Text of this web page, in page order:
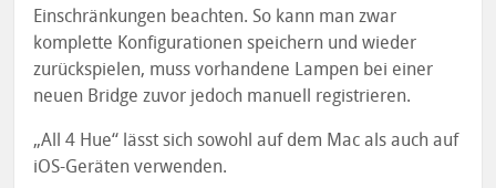
Einschränkungen beachten. So kann man zwar
komplette Konfigurationen speichern und wieder
zurückspielen, muss vorhandene Lampen bei einer
neuen Bridge zuvor jedoch manuell registrieren.
„All 4 Hue“ lässt sich sowohl auf dem Mac als auch auf
iOS-Geräten verwenden.